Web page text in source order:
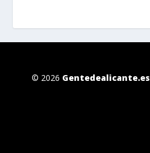
© 2026 Gentedealicante.es